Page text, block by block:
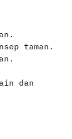
taman.
dan